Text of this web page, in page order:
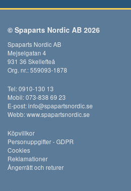
© Spaparts Nordic AB 2026
Spaparts Nordic AB
Mejselgatan 4
931 36 Skellefteå
Org. nr.: 559093-1878
Tel: 0910-130 13
Mobil: 073-838 69 23
E-post:info@spapartsnordic.se
Webb:www.spapartsnordic.se
Köpvillkor
Personuppgifter - GDPR
Cookies
Reklamationer
Ångerrätt och returer